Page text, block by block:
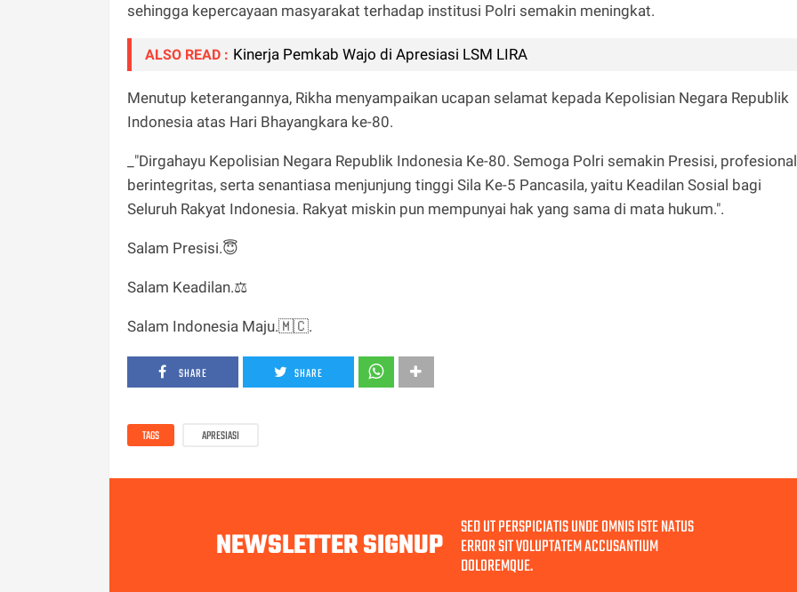
sehingga kepercayaan masyarakat terhadap institusi Polri semakin meningkat.
ALSO READ : Kinerja Pemkab Wajo di Apresiasi LSM LIRA
Menutup keterangannya, Rikha menyampaikan ucapan selamat kepada Kepolisian Negara Republik
Indonesia atas Hari Bhayangkara ke-80.
_"Dirgahayu Kepolisian Negara Republik Indonesia Ke-80. Semoga Polri semakin Presisi,
berintegritas, serta senantiasa menjunjung tinggi Sila Ke-5 Pancasila, yaitu Keadilan Sosial bagi
Seluruh Rakyat Indonesia. Rakyat miskin pun mempunyai hak yang sama di mata hukum.".
Salam Presisi.😇
Salam Keadilan.⚖️
Salam Indonesia Maju.🇲🇨.
SHARE SHARE
TAGS APRESIASI
NEWSLETTER SIGNUP SED UT PERSPICIATIS UNDE OMNIS ISTE NATUS
ERROR SIT VOLUPTATEM ACCUSANTIUM
DOLOREMQUE.